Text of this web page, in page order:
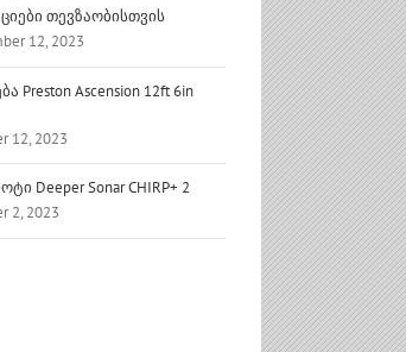
თევზაობისთვის
12, 2023
Preston Ascension 12ft 6in
12, 2023
Deeper Sonar CHIRP+ 2
2, 2023